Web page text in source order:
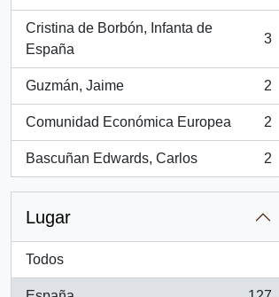
Cristina de Borbón, Infanta de
España
, 3 resultados
3
Guzmán, Jaime
, 2 resultados
2
Comunidad Económica Europea
, 2 resultados
2
Bascuñan Edwards, Carlos
, 2 resultados
2
Lugar
Todos